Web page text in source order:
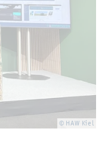
© HAW Kiel